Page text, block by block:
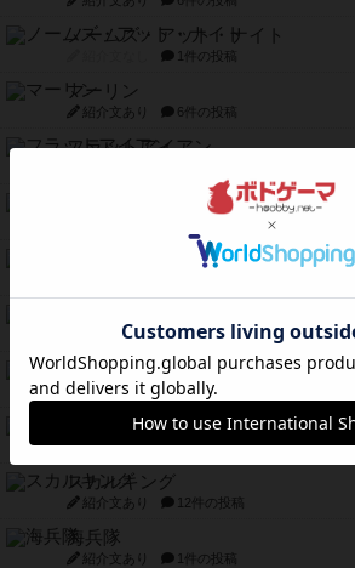
ノームズ・アット・ナイト
1件の投稿
マーリン
紹介文あり 6件の投稿
フラットアイアン
トランスオリエント・エクスプレス
アンブッシュ！：ムーブアウト！
紹介文なし 2件の投稿
ガルフストライク
紹介文あり 1件の投稿
エコーズ・オブ・タイム
紹介文なし 8件の投稿
スカルキング
紹介文あり 12件の投稿
海兵隊
紹介文あり 1件の投稿